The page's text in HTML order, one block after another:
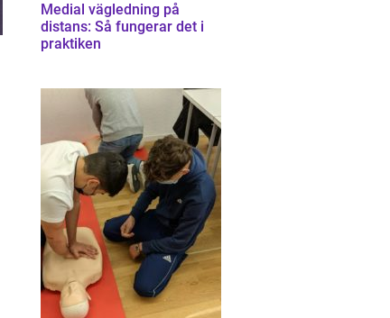
Medial vägledning på
distans: Så fungerar det i
praktiken